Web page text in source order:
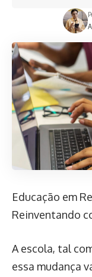
Educação em
Reinventando
A escola, tal
essa mudança